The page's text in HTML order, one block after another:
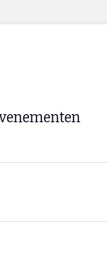
WK Ligfietsen 2026